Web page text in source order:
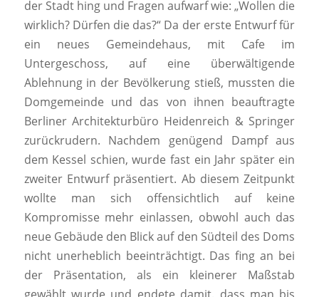
der Stadt hing und Fragen aufwarf wie: „Wollen die
wirklich? Dürfen die das?“ Da der erste Entwurf für
ein neues Gemeindehaus, mit Cafe im
Untergeschoss, auf eine überwältigende
Ablehnung in der Bevölkerung stieß, mussten die
Domgemeinde und das von ihnen beauftragte
Berliner Architekturbüro Heidenreich & Springer
zurückrudern. Nachdem genügend Dampf aus
dem Kessel schien, wurde fast ein Jahr später ein
zweiter Entwurf präsentiert. Ab diesem Zeitpunkt
wollte man sich offensichtlich auf keine
Kompromisse mehr einlassen, obwohl auch das
neue Gebäude den Blick auf den Südteil des Doms
nicht unerheblich beeinträchtigt. Das fing an bei
der Präsentation, als ein kleinerer Maßstab